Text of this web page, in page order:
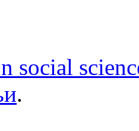
social
.